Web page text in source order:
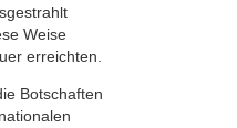
Weise
erreichten.
Botschaften